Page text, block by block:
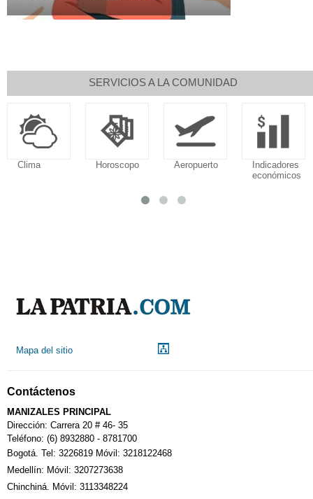
SERVICIOS A LA COMUNIDAD
Clima Horoscopo Aeropuerto
Indicadores
económicos
Mapa del sitio
Contáctenos
MANIZALES PRINCIPAL
Dirección: Carrera 20 # 46- 35
Teléfono: (6) 8932880 - 8781700
Bogotá. Tel: 3226819 Móvil: 3218122468
Medellín: Móvil: 3207273638
Chinchiná. Móvil: 3113348224